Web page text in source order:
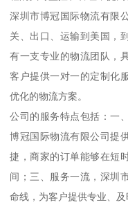
深圳市博冠国际物流有限
关、出口、运输到美国，
有一支专业的物流团队，
客户提供一对一的定制化
优化的物流方案。
公司的服务特点包括：一
博冠国际物流有限公司提
捷，商家的订单能够在短
间；三、服务一流，深圳
命线，为客户提供专业、及